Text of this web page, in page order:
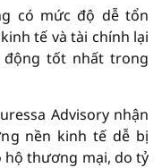
có mức độ dễ tổn
tế và tài chính lại
tốt nhất trong
Advisory nhận
nền kinh tế dễ bị
hộ thương mại, do tỷ